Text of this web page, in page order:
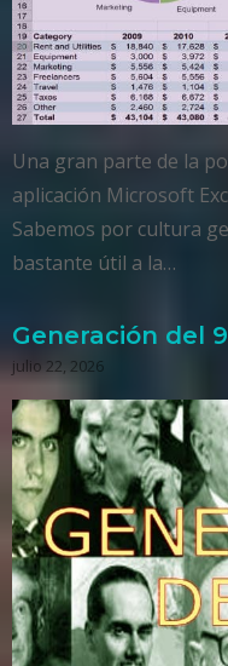
Una gran parte de la
aplicación Microsoft
Sabemos por cultura
bastante útil a la…
Generación del
julio 22, 2026